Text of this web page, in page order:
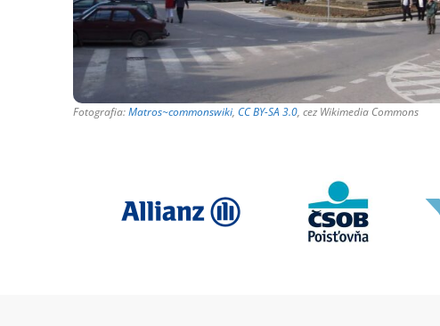
Fotografia:Matros~commonswiki, CC BY-SA 3.0, cez Wikimedia Commons